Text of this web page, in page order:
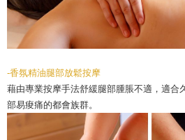
-香氛精油腿部放鬆按摩
藉由專業按摩手法舒緩腿部腫脹不適，適合
部易痠痛的都會族群。